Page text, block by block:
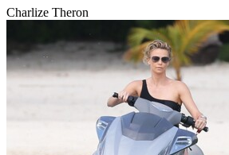
Charlize Theron